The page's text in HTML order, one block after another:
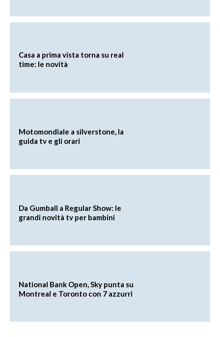
Casa a prima vista torna su real
time: le novità
Motomondiale a silverstone, la
guida tv e gli orari
Da Gumball a Regular Show: le
grandi novità tv per bambini
National Bank Open, Sky punta su
Montreal e Toronto con 7 azzurri